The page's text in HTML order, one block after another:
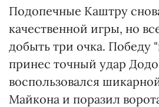
Подопечные Каштру
качественной игры, но
добыть три очка. Победу
принес точный удар
воспользовался
Майкона и поразил